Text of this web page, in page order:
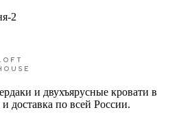
2
и двухъярусные кровати в
доставка по всей России.